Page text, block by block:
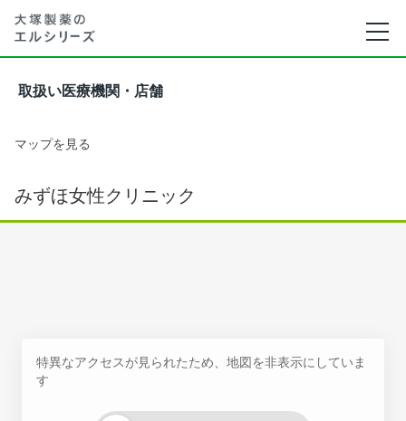
取扱い医療機関・店舗
マップを見る
みずほ女性クリニック
特異なアクセスが見られたため、地図を非表示にしていま
す